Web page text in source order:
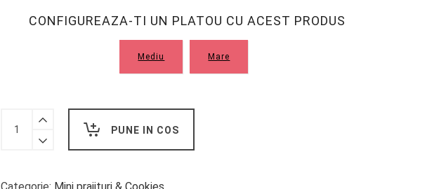
CONFIGUREAZA-TI UN PLATOU CU ACEST PRODUS
Mediu Mare
Remember
the
PUNE IN COS